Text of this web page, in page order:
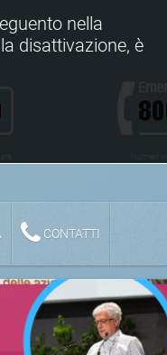
Numeri
CONTATTI
nella
disattivazione, è